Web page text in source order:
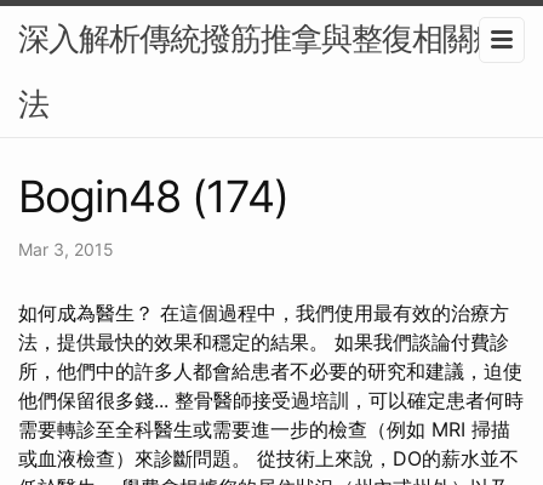
深入解析傳統撥筋推拿與整復相關療
法
Bogin48 (174)
Mar 3, 2015
如何成為醫生？ 在這個過程中，我們使用最有效的治療方
法，提供最快的效果和穩定的結果。 如果我們談論付費診
所，他們中的許多人都會給患者不必要的研究和建議，迫使
他們保留很多錢... 整骨醫師接受過培訓，可以確定患者何時
需要轉診至全科醫生或需要進一步的檢查（例如 MRI 掃描
或血液檢查）來診斷問題。 從技術上來說，DO的薪水並不